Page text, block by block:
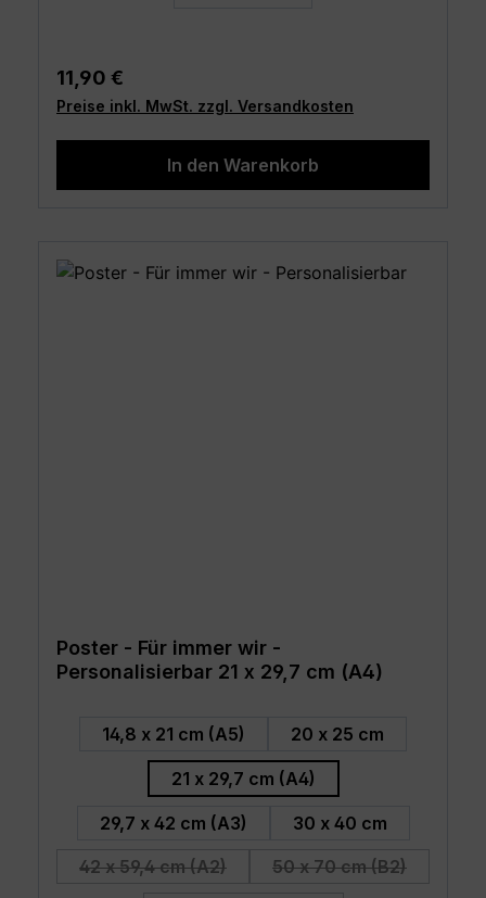
Regulärer Preis:
11,90 €
Preise inkl. MwSt. zzgl. Versandkosten
In den Warenkorb
Poster - Für immer wir -
Personalisierbar 21 x 29,7 cm (A4)
Größeauswählen
14,8 x 21 cm (A5) 20 x 25 cm
21 x 29,7 cm (A4)
29,7 x 42 cm (A3)
30 x 40 cm
42 x 59,4 cm (A2)
(Diese Option ist zurzeit nicht verfügbar.)
50 x 70 cm (B2)
(Diese Option ist